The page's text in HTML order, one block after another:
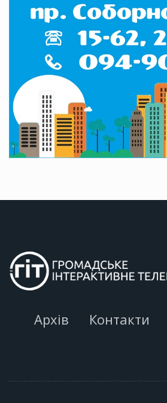
Архів Контакти